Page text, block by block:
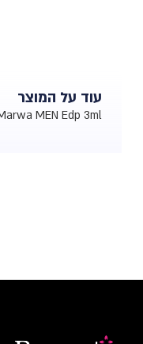
עוד על המוצר
MEN Edp 3ml